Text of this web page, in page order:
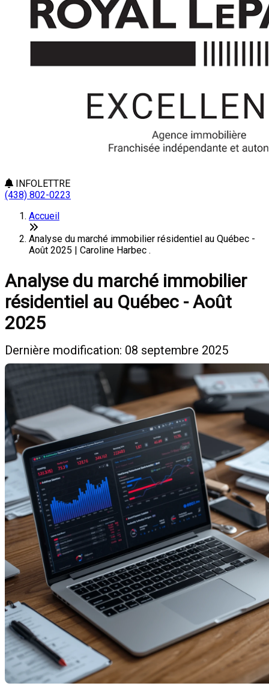
INFOLETTRE
(438) 802-0223
Accueil
Analyse du marché immobilier résidentiel au Québec -
Août 2025 | Caroline Harbec .
Analyse du marché immobilier
résidentiel au Québec - Août
2025
Dernière modification: 08 septembre 2025